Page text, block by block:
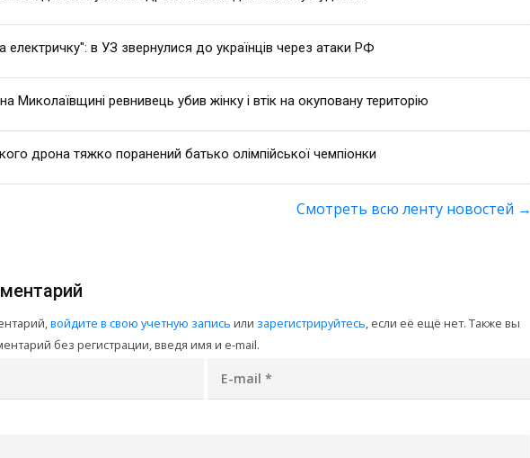
електричку": в УЗ звернулися до українців через атаки РФ
на Миколаївщині ревнивець убив жінку і втік на окуповану територію
дрона тяжко поранений батько олімпійської чемпіонки
Смотреть всю ленту новостей →
войдите в свою учетную запись или зарегистрируйтесь, если её ещё нет. Также вы
без регистрации, введя имя и e-mail.